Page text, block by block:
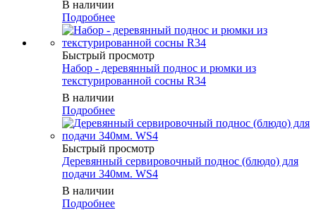
В наличии
Подробнее
Быстрый просмотр
Набор - деревянный поднос и рюмки из
текстурированной сосны R34
В наличии
Подробнее
Быстрый просмотр
Деревянный сервировочный поднос (блюдо) для
подачи 340мм. WS4
В наличии
Подробнее